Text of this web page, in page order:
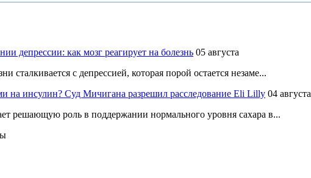
депрессии: как мозг реагирует на болезнь 05 августа
сталкивается с депрессией, которая порой остается незаме...
на инсулин? Суд Мичигана разрешил расследование Eli Lilly 04 августа
решающую роль в поддержании нормального уровня сахара в...